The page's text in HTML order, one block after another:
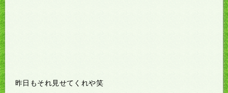
昨日もそれ見せてくれや笑